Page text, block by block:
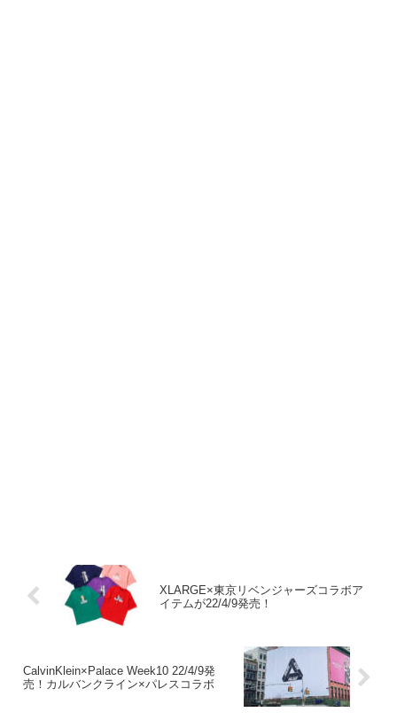
XLARGE×東京リベンジャーズコラボア
イテムが22/4/9発売！
CalvinKlein×Palace Week10 22/4/9発
売！カルバンクライン×パレスコラボ